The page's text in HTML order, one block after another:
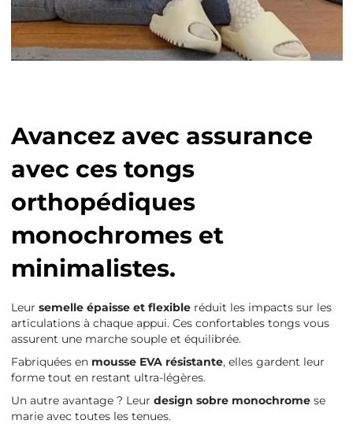
Avancez avec assurance
avec ces tongs
orthopédiques
monochromes et
minimalistes.
Leur semelle épaisse et flexibleréduit les impacts sur les
articulations à chaque appui. Ces confortables tongs vous
assurent une marche souple et équilibrée.
Fabriquées en mousse EVA résistante, elles gardent leur
forme tout en restant ultra-légères.
Un autre avantage ? Leur design sobre monochrome se
marie avec toutes les tenues.